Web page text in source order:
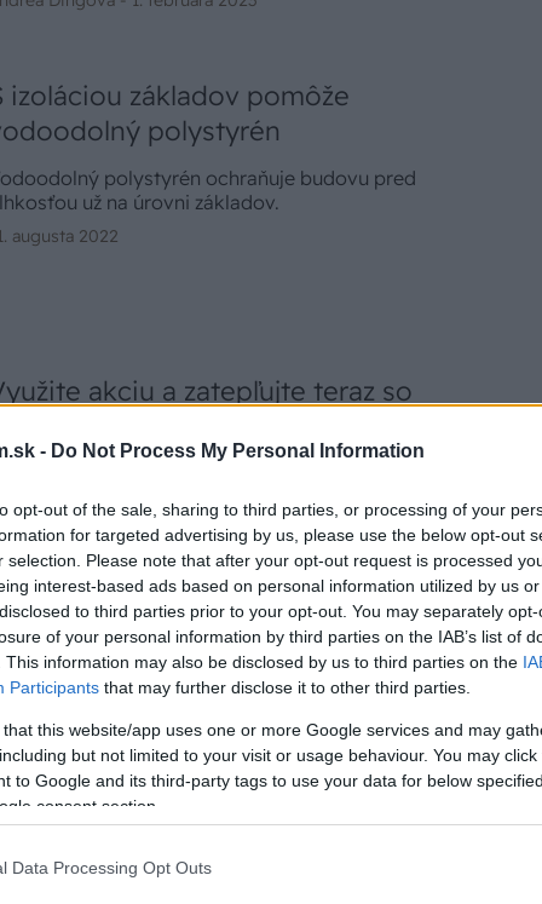
- Do Not Process My Personal Information
opt-out of the sale, sharing to third parties, or processing of your
for targeted advertising by us, please use the below opt-out
selection. Please note that after your opt-out request is processed
interest-based ads based on personal information utilized by us
to third parties prior to your opt-out. You may separately
of your personal information by third parties on the IAB’s list of
This information may also be disclosed by us to third parties on the
Participants that may further disclose it to other third parties.
that this website/app uses one or more Google services and may
but not limited to your visit or usage behaviour. You may
to Google and its third-party tags to use your data for below
consent section.
Data Processing Opt Outs
izoláciou základov pomôže
polystyrén
polystyrén ochraňuje budovu pred
už na úrovni základov.
augusta 2022
akciu a zatepľujte teraz so
Reflex
polystyrén Austrotherm GrEPS® Reflex je
produkt upravený špeciálnou reflexnou
vrstvou. Je vhodný na zateplenie fasády
nových ako aj starších domov. Má až o 23 % lepšie
vlastnosti oproti bielemu
augusta 2022
zníženie energetickej náročnosti
domu nie je neskoro ani v
časoch
sa nezadržateľne blíži a realita posledných
neustále sa zvyšujúce ceny elektriny a
zlepšenie situácie sú zatiaľ v nedohľadne. Ako čo